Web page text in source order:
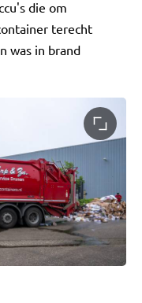
die om
terecht
was in brand